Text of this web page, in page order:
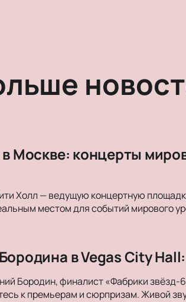
Москве: концерты
Холл — ведущую концертную
местом для событий мирового
в Vegas City
Бородин, финалист «Фабрики
к премьерам и сюрпризам. Живой